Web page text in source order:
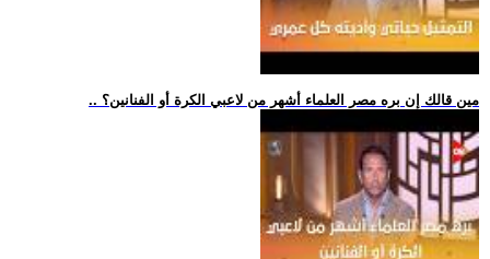
.. مين قالك إن بره مصر العلماء أشهر من لاعبي الكرة أو الفنانين؟